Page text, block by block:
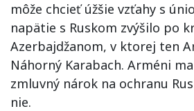
môže chcieť úžšie vzťahy s
napätie s Ruskom zvýšilo po
Azerbajdžanom, v ktorej ten
Náhorný Karabach. Arméni
zmluvný nárok na ochranu
nie.